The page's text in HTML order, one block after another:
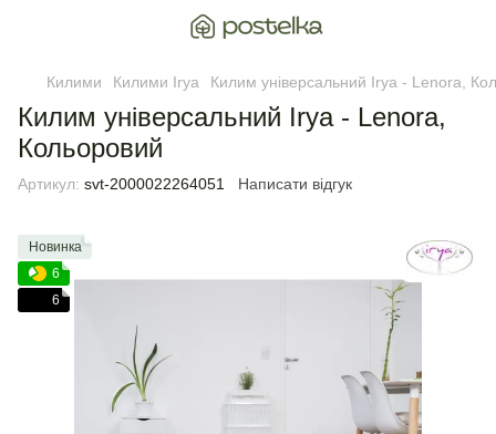
Килими Килими Irya Килим універсальний Irya - Lenora,
Килим універсальний Irya - Lenora,
Кольоровий
Артикул: svt-2000022264051 Написати відгук
Новинка
6
6